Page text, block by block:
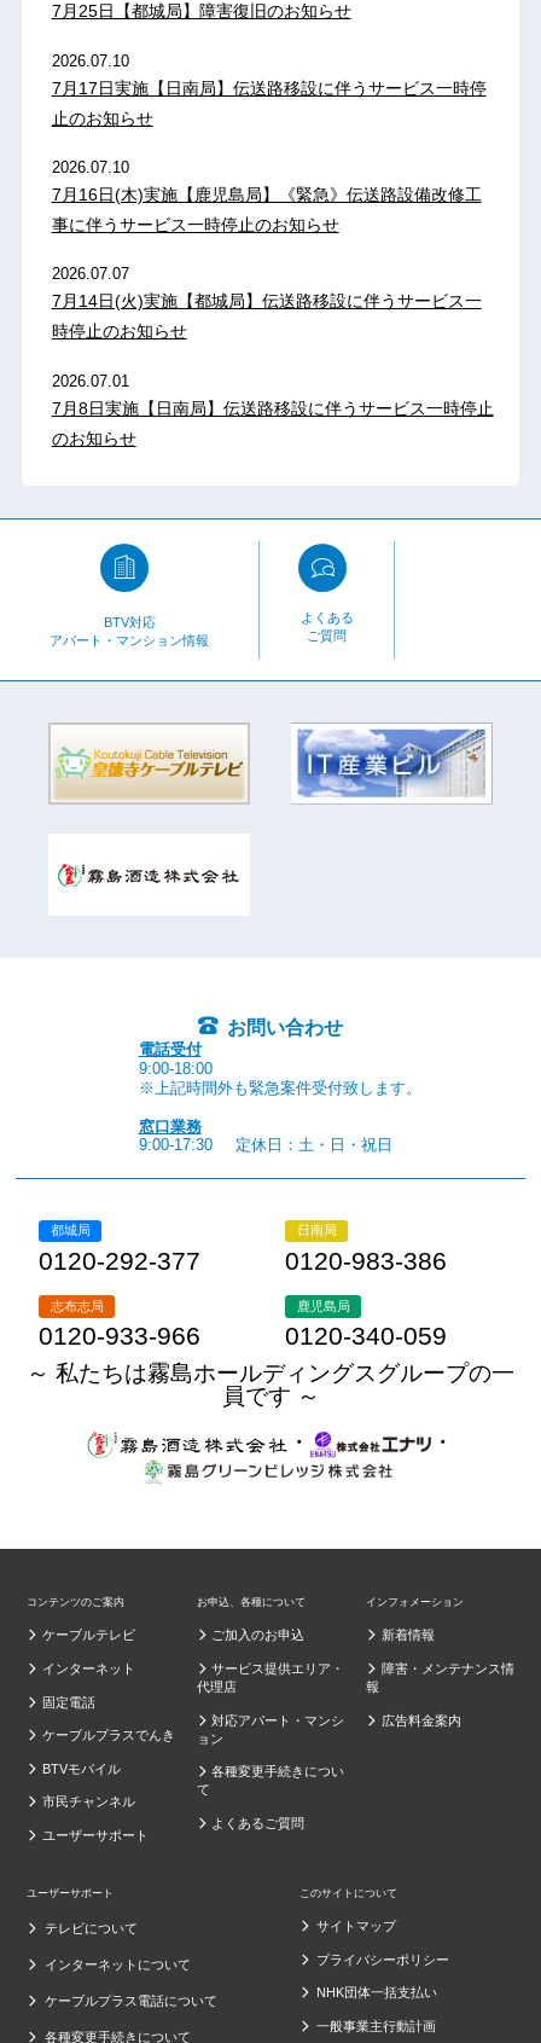
7月25日【都城局】障害復旧のお知らせ
2026.07.10
7月17日実施【日南局】伝送路移設に伴うサービス一時停
止のお知らせ
2026.07.10
7月16日(木)実施【鹿児島局】《緊急》伝送路設備改修工
事に伴うサービス一時停止のお知らせ
2026.07.07
7月14日(火)実施【都城局】伝送路移設に伴うサービス一
時停止のお知らせ
2026.07.01
7月8日実施【日南局】伝送路移設に伴うサービス一時停止
のお知らせ
BTV対応
アパート・マンション情報
よくある
ご質問
お問い合わせ
電話受付
9:00-18:00
※上記時間外も緊急案件受付致します。
窓口業務
9:00-17:30
定休日：土・日・祝日
都城局
0120-292-377
日南局
0120-983-386
志布志局
0120-933-966
鹿児島局
0120-340-059
～ 私たちは霧島ホールディングスグループの一
員です ～
・
・
コンテンツのご案内
ケーブルテレビ
インターネット
固定電話
ケーブルプラスでんき
BTVモバイル
市民チャンネル
ユーザーサポート
お申込、各種について
ご加入のお申込
サービス提供エリア・
代理店
対応アパート・マンシ
ョン
各種変更手続きについ
て
よくあるご質問
インフォメーション
新着情報
障害・メンテナンス情
報
広告料金案内
ユーザーサポート
テレビについて
インターネットについて
ケーブルプラス電話について
各種変更手続きについて
このサイトについて
サイトマップ
プライバシーポリシー
NHK団体一括支払い
一般事業主行動計画